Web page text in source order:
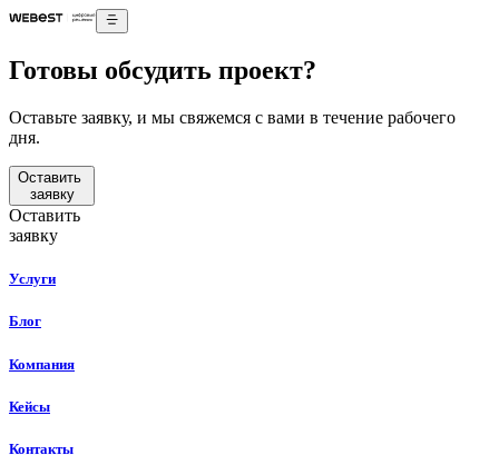
Готовы обсудить проект?
Оставьте заявку, и мы свяжемся с вами в течение рабочего
дня.
Оставить
заявку
Оставить
заявку
Услуги
Блог
Компания
Кейсы
Контакты